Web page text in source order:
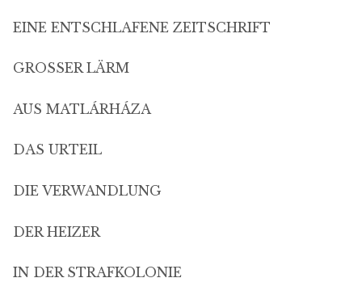
EINE ENTSCHLAFENE ZEITSCHRIFT
GROSSER LÄRM
AUS MATLÁRHÁZA
DAS URTEIL
DIE VERWANDLUNG
DER HEIZER
IN DER STRAFKOLONIE